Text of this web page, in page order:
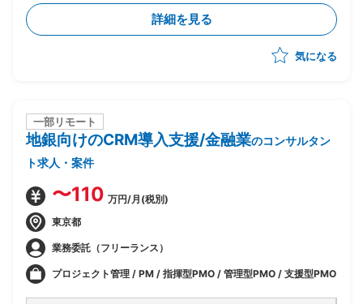
・財務会計管理および決算処理に関するコンサルティン
・固定資産管理、建設仮勘定領域の要件定義、設計支援
・SD、MM、FICOモジュール間の連携要件整理、調整
詳細を見る
気になる
一部リモート
地銀向けのCRM導入支援/金融業のコンサルタン
ト求人・案件
〜110 万円/月(税別)
東京都
業務委託（フリーランス）
プロジェクト管理 / PM / 指揮型PMO / 管理型PMO / 支援型PMO